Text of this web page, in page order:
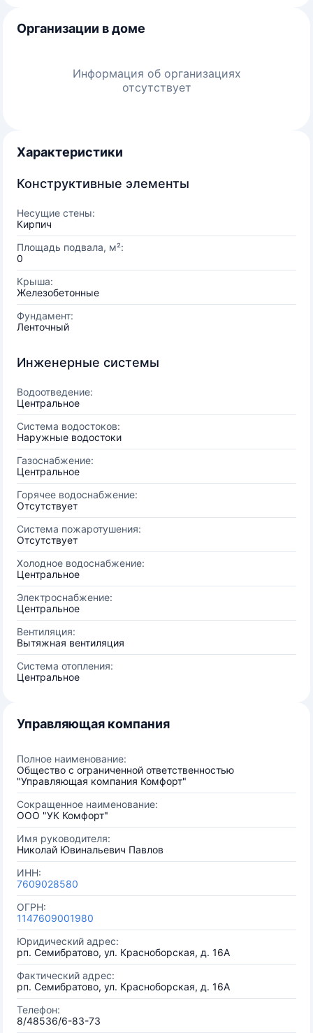
Организации в доме
Информация об организациях
отсутствует
Характеристики
Конструктивные элементы
Несущие стены:
Кирпич
Площадь подвала, м²:
0
Крыша:
Железобетонные
Фундамент:
Ленточный
Инженерные системы
Водоотведение:
Центральное
Система водостоков:
Наружные водостоки
Газоснабжение:
Центральное
Горячее водоснабжение:
Отсутствует
Система пожаротушения:
Отсутствует
Холодное водоснабжение:
Центральное
Электроснабжение:
Центральное
Вентиляция:
Вытяжная вентиляция
Система отопления:
Центральное
Управляющая компания
Полное наименование:
Общество с ограниченной ответственностью
"Управляющая компания Комфорт"
Сокращенное наименование:
ООО "УК Комфорт"
Имя руководителя:
Николай Ювинальевич Павлов
ИНН:
7609028580
ОГРН:
1147609001980
Юридический адрес:
рп. Семибратово, ул. Красноборская, д. 16А
Фактический адрес:
рп. Семибратово, ул. Красноборская, д. 16А
Телефон:
8/48536/6-83-73